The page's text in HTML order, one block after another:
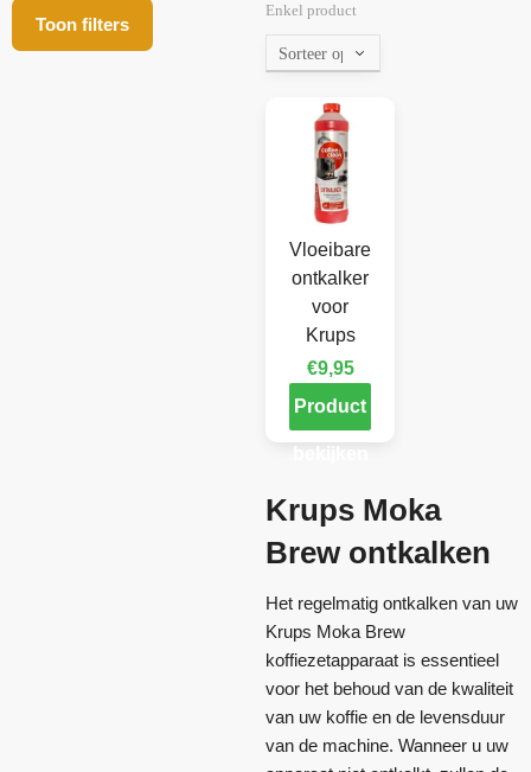
Toon filters
Enkel product
Vloeibare
ontkalker
voor
Krups
€9,95
Product
Krups Moka
Brew ontkalken
Het regelmatig ontkalken van uw
Krups Moka Brew
koffiezetapparaat is essentieel
voor het behoud van de kwaliteit
van uw koffie en de levensduur
van de machine. Wanneer u uw